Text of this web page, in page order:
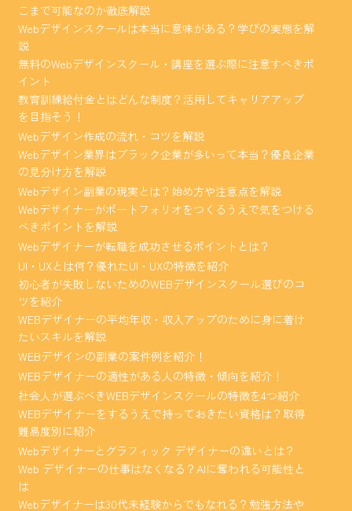
こまで可能なのか徹底解説
Webデザインスクールは本当に意味がある？学びの実態を解
説
無料のWebデザインスクール・講座を選ぶ際に注意すべきポ
イント
教育訓練給付金とはどんな制度？活用してキャリアアップ
を目指そう！
Webデザイン作成の流れ・コツを解説
Webデザイン業界はブラック企業が多いって本当？優良企業
の見分け方を解説
Webデザイン副業の現実とは？始め方や注意点を解説
Webデザイナーがポートフォリオをつくるうえで気をつける
べきポイントを解説
Webデザイナーが転職を成功させるポイントとは？
UI・UXとは何？優れたUI・UXの特徴を紹介
初心者が失敗しないためのWEBデザインスクール選びのコ
ツを紹介
WEBデザイナーの平均年収・収入アップのために身に着け
たいスキルを解説
WEBデザインの副業の案件例を紹介！
WEBデザイナーの適性がある人の特徴・傾向を紹介！
社会人が選ぶべきWEBデザインスクールの特徴を4つ紹介
WEBデザイナーをするうえで持っておきたい資格は？取得
難易度別に紹介
Webデザイナーとグラフィック デザイナーの違いとは？
Web デザイナーの仕事はなくなる？AIに奪われる可能性と
は
Webデザイナーは30代未経験からでもなれる？勉強方法や